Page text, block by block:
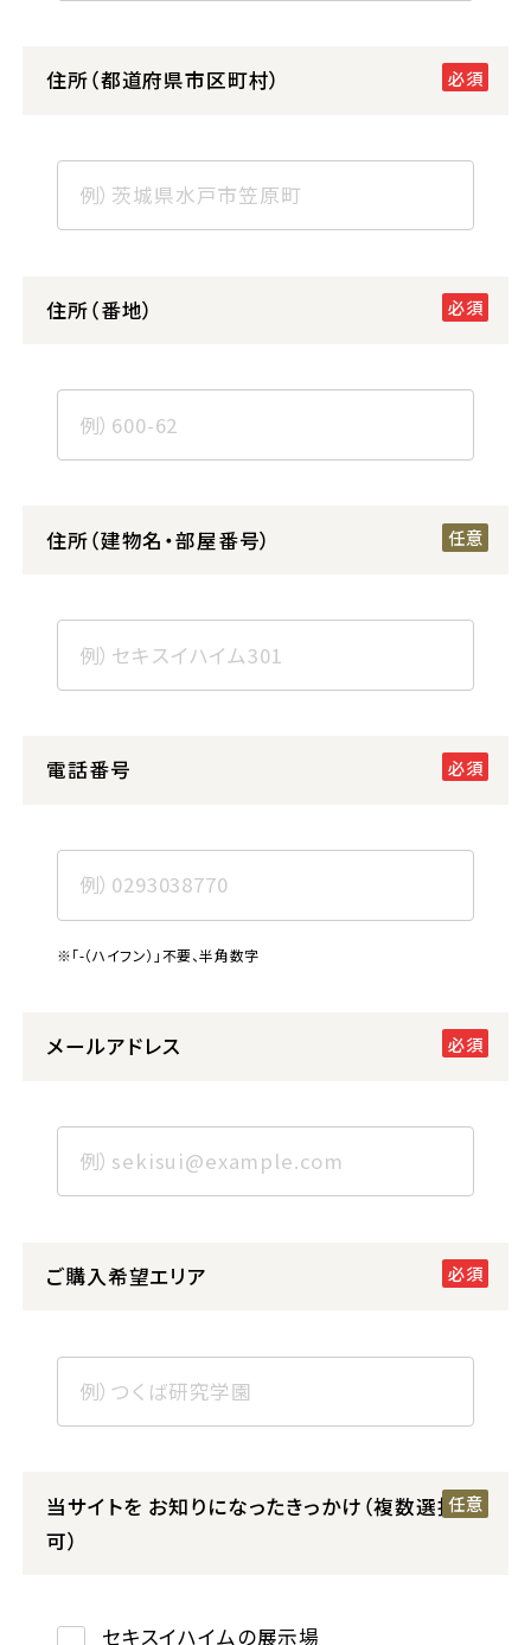
住所（都道府県市区町村）
住所（番地）
住所（建物名・部屋番号）
電話番号
※「-（ハイフン）」不要、半角数字
メールアドレス
ご購入希望エリア
当サイトを お知りになったきっかけ（複数選択
可）
セキスイハイムの展示場